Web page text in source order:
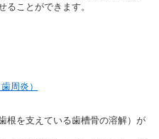
ることができます。
根を支えている歯槽骨の溶解）が